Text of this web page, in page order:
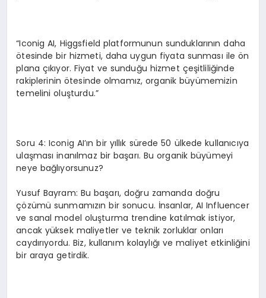
“Iconig AI, Higgsfield platformunun sunduklarının daha
ötesinde bir hizmeti, daha uygun fiyata sunması ile ön
plana çıkıyor. Fiyat ve sunduğu hizmet çeşitliliğinde
rakiplerinin ötesinde olmamız, organik büyümemizin
temelini oluşturdu.”
Soru 4: Iconig AI’ın bir yıllık sürede 50 ülkede kullanıcıya
ulaşması inanılmaz bir başarı. Bu organik büyümeyi
neye bağlıyorsunuz?
Yusuf Bayram: Bu başarı, doğru zamanda doğru
çözümü sunmamızın bir sonucu. İnsanlar, AI Influencer
ve sanal model oluşturma trendine katılmak istiyor,
ancak yüksek maliyetler ve teknik zorluklar onları
caydırıyordu. Biz, kullanım kolaylığı ve maliyet etkinliğini
bir araya getirdik.